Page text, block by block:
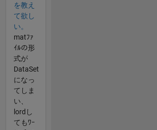
を教え
て欲し
い。
matﾌｧ
ｲﾙの形
式が
DataSet
になっ
てしま
い、
lordし
てもﾜｰ